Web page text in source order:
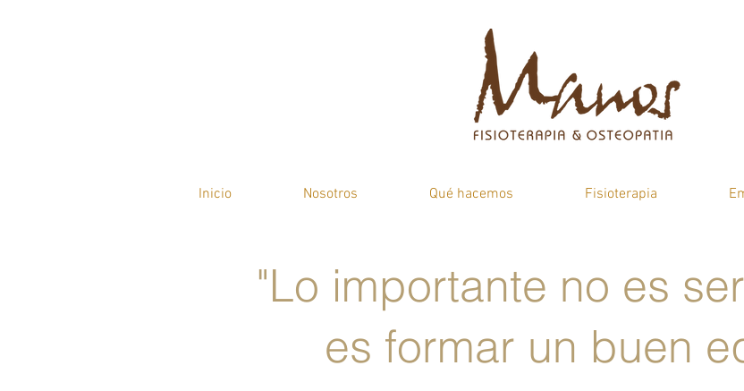
Inicio Nosotros Qué hacemos Fisioterapia
"Lo importante no es
es formar un buen